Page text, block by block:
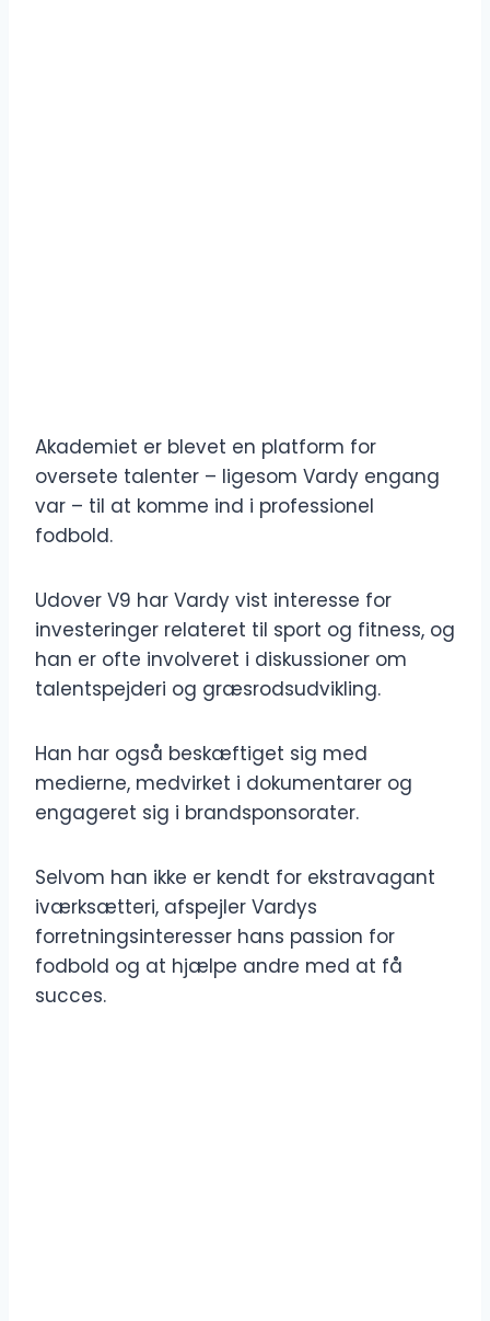
Akademiet er blevet en platform for
oversete talenter – ligesom Vardy engang
var – til at komme ind i professionel
fodbold.
Udover V9 har Vardy vist interesse for
investeringer relateret til sport og fitness, og
han er ofte involveret i diskussioner om
talentspejderi og græsrodsudvikling.
Han har også beskæftiget sig med
medierne, medvirket i dokumentarer og
engageret sig i brandsponsorater.
Selvom han ikke er kendt for ekstravagant
iværksætteri, afspejler Vardys
forretningsinteresser hans passion for
fodbold og at hjælpe andre med at få
succes.